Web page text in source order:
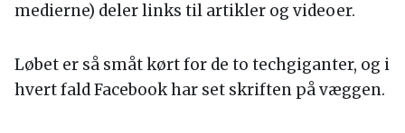
medierne) deler links til artikler og videoer.
Løbet er så småt kørt for de to techgiganter, og i
hvert fald Facebook har set skriften på væggen.